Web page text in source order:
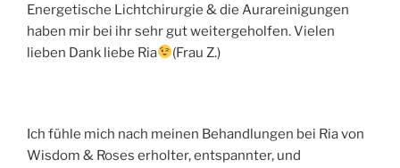
Energetische Lichtchirurgie & die Aurareinigungen
haben mir bei ihr sehr gut weitergeholfen. Vielen
lieben Dank liebe Ria
(Frau Z.)
Ich fühle mich nach meinen Behandlungen bei Ria von
Wisdom & Roses erholter, entspannter, und